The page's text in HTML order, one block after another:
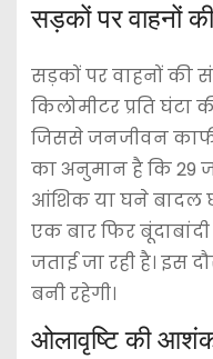
सड़कों पर वाहनों
सड़कों पर वाहनों की
किलोमीटर प्रति घंटा
जिससे जनजीवन
का अनुमान है कि 29
आंशिक या घने बादल
एक बार फिर
जताई जा रही है। इस
बनी रहेगी।
ओलावृष्टि की